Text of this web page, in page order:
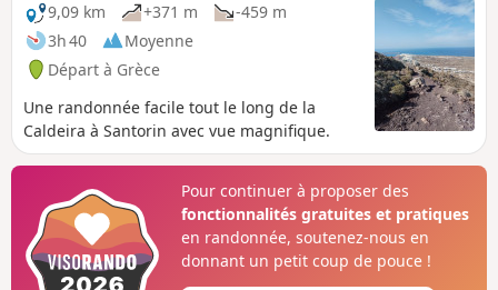
9,09 km
+371 m
-459 m
3h 40
Moyenne
Départ à Grèce
Une randonnée facile tout le long de la
Caldeira à Santorin avec vue magnifique.
Pour continuer à proposer des
fonctionnalités gratuites et pratiques
en randonnée, soutenez-nous en
donnant un petit coup de pouce !